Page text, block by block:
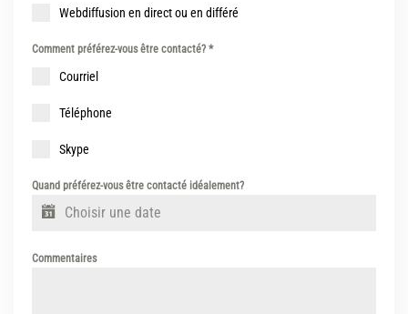
Webdiffusion en direct ou en différé
Comment préférez-vous être contacté? *
Courriel
Téléphone
Skype
Quand préférez-vous être contacté idéalement?
Commentaires